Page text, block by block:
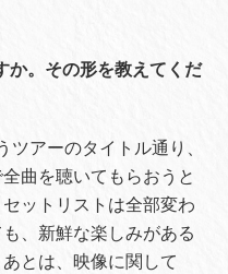
。その形を教えてくだ
ツアーのタイトル通り、
曲を聴いてもらおうと
ットリストは全部変わ
、新鮮な楽しみがある
とは、映像に関して